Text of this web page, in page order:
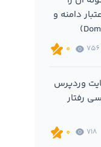
دامنه و
756
0
وردپرس
رفتار
718
0